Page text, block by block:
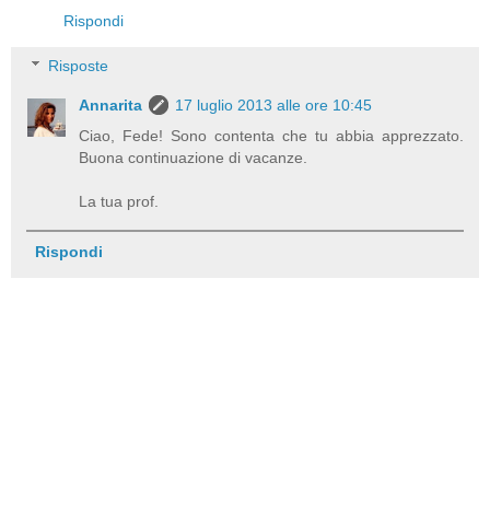
Rispondi
Risposte
Annarita
17 luglio 2013 alle ore 10:45
Ciao, Fede! Sono contenta che tu abbia apprezzato.
Buona continuazione di vacanze.
La tua prof.
Rispondi